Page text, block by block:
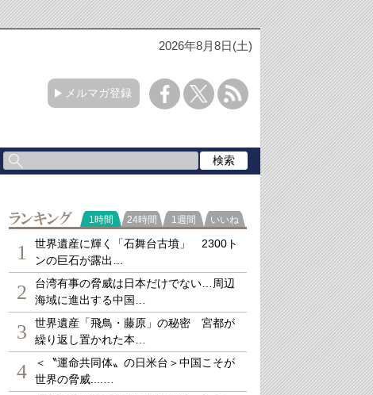
2026年8月8日(土)
メルマガ登録
ランキング
1時間 24時間 1週間 いいね
1
世界遺産に輝く「石舞台古墳」 2300ト
ンの巨石が露出…
2
台湾有事の脅威は日本だけでない…周辺
海域に進出する中国…
3
世界遺産「飛鳥・藤原」の秘密 宮都が
繰り返し置かれた本…
4
＜〝運命共同体〟の日米台＞中国こそが
世界の脅威....…